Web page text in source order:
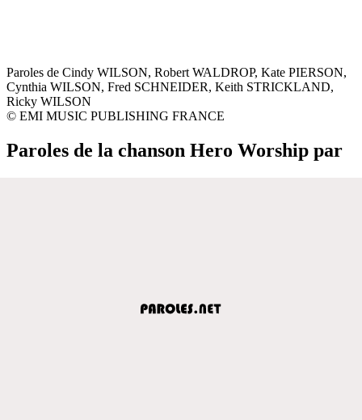
Paroles de Cindy WILSON, Robert WALDROP, Kate PIERSON,
Cynthia WILSON, Fred SCHNEIDER, Keith STRICKLAND,
Ricky WILSON
© EMI MUSIC PUBLISHING FRANCE
Paroles de la chanson Hero Worship par